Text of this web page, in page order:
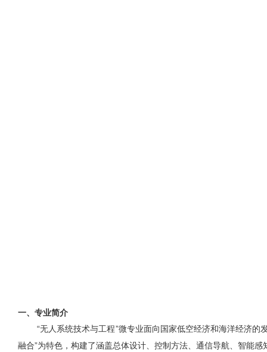
一、 专业简介
“无人系统技术与工程”微专业面向国家低空经济和海洋经济
融合”为特色，构建了涵盖总体设计、控制方法、通信导航、智能